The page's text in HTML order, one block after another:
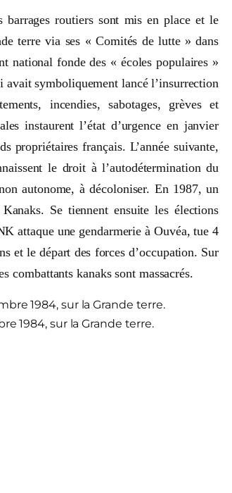
barrages routiers sont mis en place et le
terre via ses « Comités de lutte » dans
national fonde des « écoles populaires »
symboliquement lancé l’insurrection
incendies, sabotages, grèves et
instaurent l’état d’urgence en janvier
propriétaires français. L’année suivante,
le droit à l’autodétermination du
autonome, à décoloniser. En 1987, un
Se tiennent ensuite les élections
attaque une gendarmerie à Ouvéa, tue 4
et le départ des forces d’occupation. Sur
combattants kanaks sont massacrés.
1984, sur la Grande terre.